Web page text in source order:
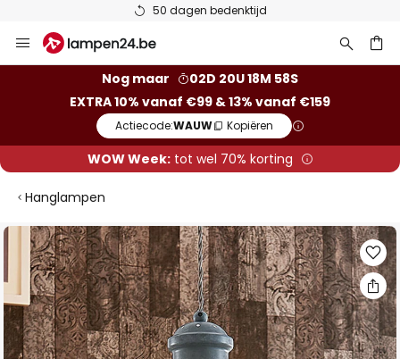
50 dagen bedenktijd
naar
Nog maar
02D 20U 18M 57S
EXTRA 10% vanaf €99 & 13% vanaf €159
Actiecode:WAUW Kopiëren
WOW Week:tot wel 70% korting
Hanglampen
Ga
naar
het
einde
van
de